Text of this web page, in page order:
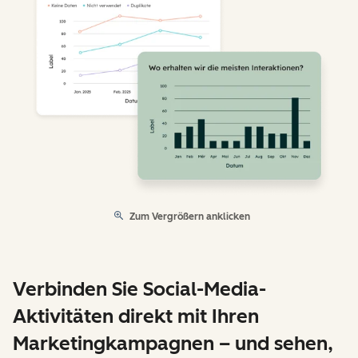
Zum Vergrößern anklicken
Verbinden Sie Social-Media-
Aktivitäten direkt mit Ihren
Marketingkampagnen – und sehen,